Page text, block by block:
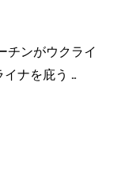
チンがウクライ
ナを庇う …